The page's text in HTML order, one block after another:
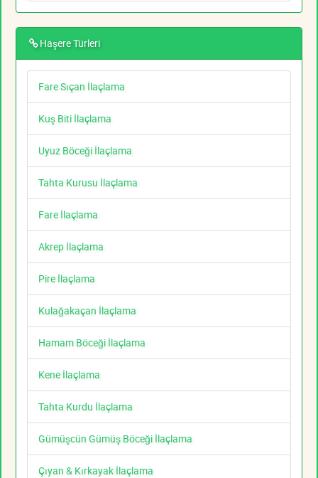
Haşere Türleri
Fare Sıçan İlaçlama
Kuş Biti İlaçlama
Uyuz Böceği İlaçlama
Tahta Kurusu İlaçlama
Fare İlaçlama
Akrep İlaçlama
Pire İlaçlama
Kulağakaçan İlaçlama
Hamam Böceği İlaçlama
Kene İlaçlama
Tahta Kurdu İlaçlama
Gümüşcün Gümüş Böceği İlaçlama
Çıyan & Kırkayak İlaçlama